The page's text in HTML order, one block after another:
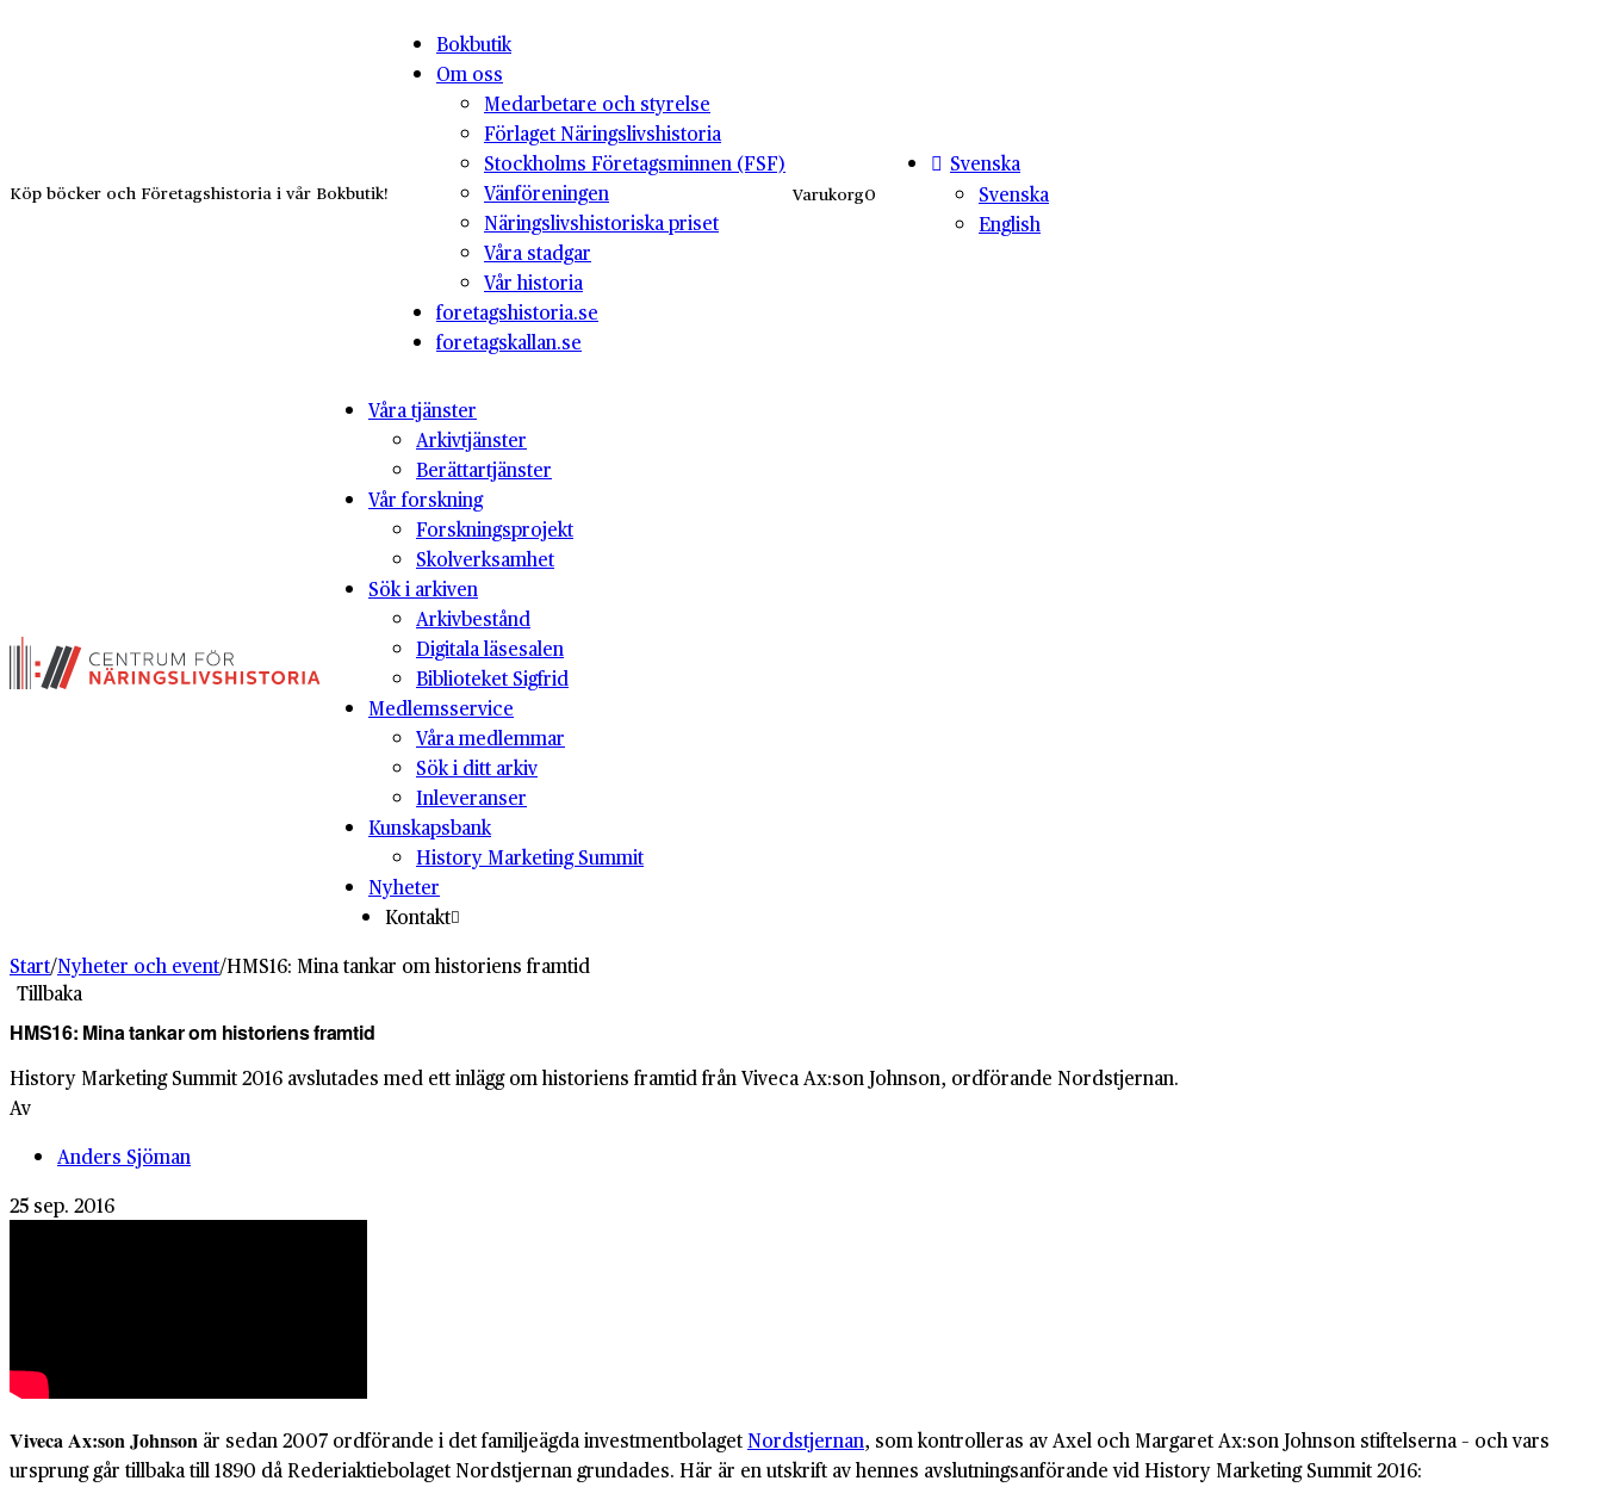
Köp böcker och Företagshistoria i vår Bokbutik!
Bokbutik
Om oss
Medarbetare och styrelse
Förlaget Näringslivshistoria
Stockholms Företagsminnen (FSF)
Vänföreningen
Näringslivshistoriska priset
Våra stadgar
Vår historia
foretagshistoria.se
foretagskallan.se
Varukorg0
Svenska
Svenska
English
Våra tjänster
Arkivtjänster
Berättartjänster
Vår forskning
Forskningsprojekt
Skolverksamhet
Sök i arkiven
Arkivbestånd
Digitala läsesalen
Biblioteket Sigfrid
Medlemsservice
Våra medlemmar
Sök i ditt arkiv
Inleveranser
Kunskapsbank
History Marketing Summit
Nyheter
Kontakt
Start/Nyheter och event/HMS16: Mina tankar om historiens framtid
Tillbaka
HMS16: Mina tankar om historiens framtid
History Marketing Summit 2016 avslutades med ett inlägg om historiens framtid från Viveca Ax:son Johnson, ordförande Nordstjernan.
Av
Anders Sjöman
25 sep. 2016
Viveca Ax:son Johnson är sedan 2007 ordförande i det familjeägda investmentbolagetNordstjernan, som kontrolleras av Axel och Margaret Ax:son Johnson stiftelserna – och vars
ursprung går tillbaka till 1890 då Rederiaktiebolaget Nordstjernan grundades. Här är en utskrift av hennes avslutningsanförande vid History Marketing Summit 2016: